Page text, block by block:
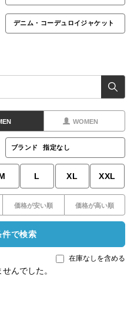
デニム・コーデュロイジャケット
WOMEN
ブランド 指定なし
L XL XXL
価格が安い順 価格が高い順
件で検索
在庫なしを含める
んでした。